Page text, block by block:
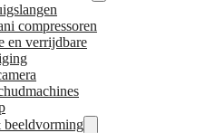
compressoren
en verrijdbare